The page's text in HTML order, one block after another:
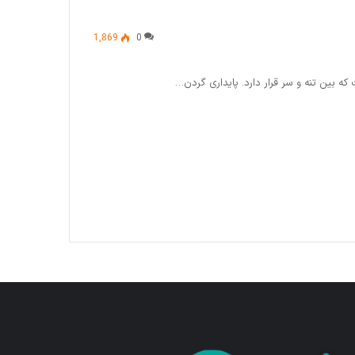
0
1,869
تنه و سر قرار دارد. پایداری گردن…